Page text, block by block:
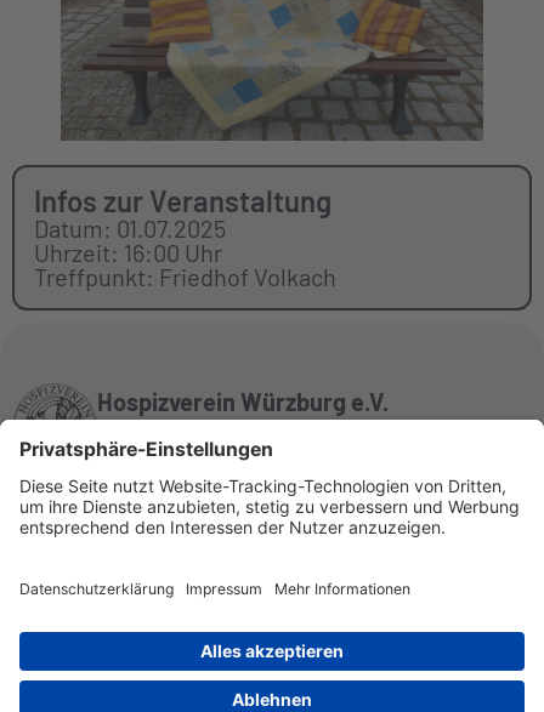
Infos zur Veranstaltung
Datum: 01.07.2025
Uhrzeit: 16:00 Uhr
Treffpunkt: Friedhof Volkach
Hospizverein Würzburg e.V.
Neutorstraße 9
97070 Würzburg
ImpressumDatenschutzerklärung